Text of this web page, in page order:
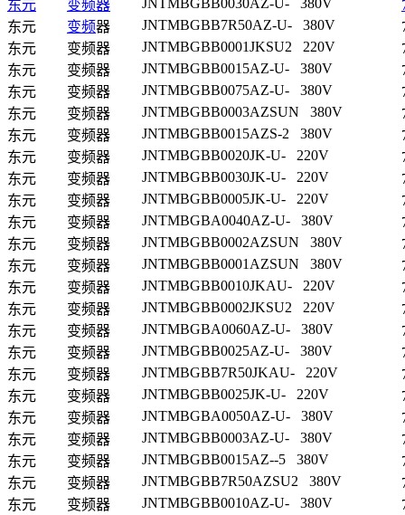
东元
变频器
东元
变频器 JNTMBGBB7R50AZ-U- 380V
东元
变频器 JNTMBGBB0001JKSU2 220V
东元
变频器 JNTMBGBB0015AZ-U- 380V
东元
变频器 JNTMBGBB0075AZ-U- 380V
东元
变频器 JNTMBGBB0003AZSUN 380V
东元
变频器 JNTMBGBB0015AZS-2 380V
东元
变频器 JNTMBGBB0020JK-U- 220V
东元
变频器 JNTMBGBB0030JK-U- 220V
东元
变频器 JNTMBGBB0005JK-U- 220V
东元
变频器 JNTMBGBA0040AZ-U- 380V
东元
变频器 JNTMBGBB0002AZSUN 380V
东元
变频器 JNTMBGBB0001AZSUN 380V
东元
变频器 JNTMBGBB0010JKAU- 220V
东元
变频器 JNTMBGBB0002JKSU2 220V
东元
变频器 JNTMBGBA0060AZ-U- 380V
东元
变频器 JNTMBGBB0025AZ-U- 380V
东元
变频器 JNTMBGBB7R50JKAU- 220V
东元
变频器 JNTMBGBB0025JK-U- 220V
东元
变频器 JNTMBGBA0050AZ-U- 380V
东元
变频器 JNTMBGBB0003AZ-U- 380V
东元
变频器 JNTMBGBB0015AZ--5 380V
东元
变频器 JNTMBGBB7R50AZSU2 380V
东元
变频器 JNTMBGBB0010AZ-U- 380V